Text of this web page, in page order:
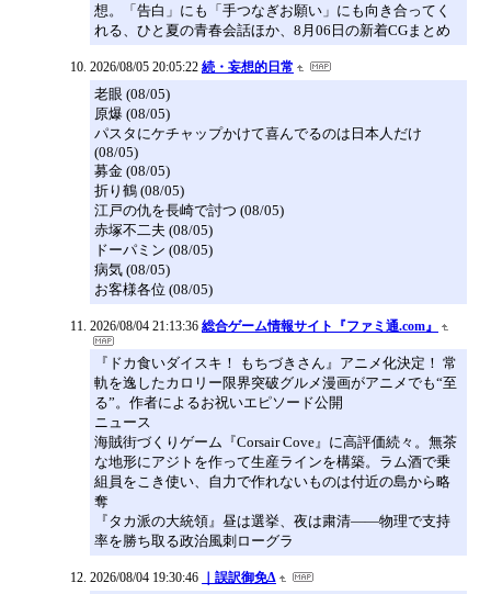
想。「告白」にも「手つなぎお願い」にも向き合ってく
れる、ひと夏の青春会話ほか、8月06日の新着CGまとめ
2026/08/05 20:05:22 続・妄想的日常
老眼 (08/05)
原爆 (08/05)
パスタにケチャップかけて喜んでるのは日本人だけ
(08/05)
募金 (08/05)
折り鶴 (08/05)
江戸の仇を長崎で討つ (08/05)
赤塚不二夫 (08/05)
ドーパミン (08/05)
病気 (08/05)
お客様各位 (08/05)
2026/08/04 21:13:36 総合ゲーム情報サイト『ファミ通.com』
『ドカ食いダイスキ！ もちづきさん』アニメ化決定！ 常
軌を逸したカロリー限界突破グルメ漫画がアニメでも“至
る”。作者によるお祝いエピソード公開
ニュース
海賊街づくりゲーム『Corsair Cove』に高評価続々。無茶
な地形にアジトを作って生産ラインを構築。ラム酒で乗
組員をこき使い、自力で作れないものは付近の島から略
奪
『タカ派の大統領』昼は選挙、夜は粛清――物理で支持
率を勝ち取る政治風刺ローグラ
2026/08/04 19:30:46 ｜誤訳御免Δ